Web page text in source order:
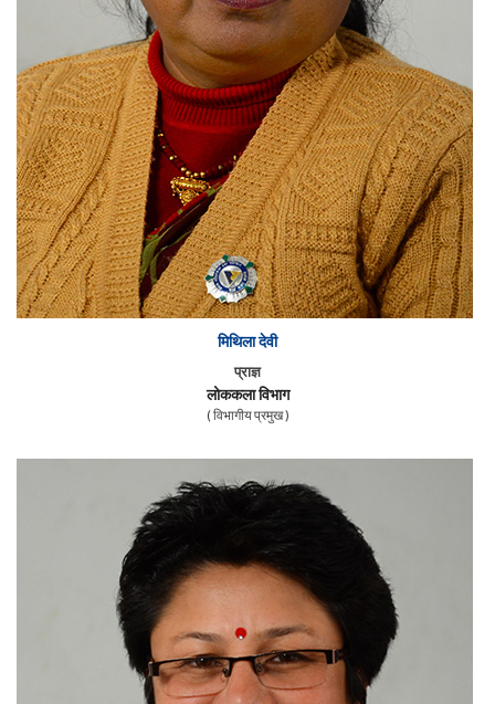
मिथिला देवी
प्राज्ञ
लोककला विभाग
( विभागीय प्रमुख )